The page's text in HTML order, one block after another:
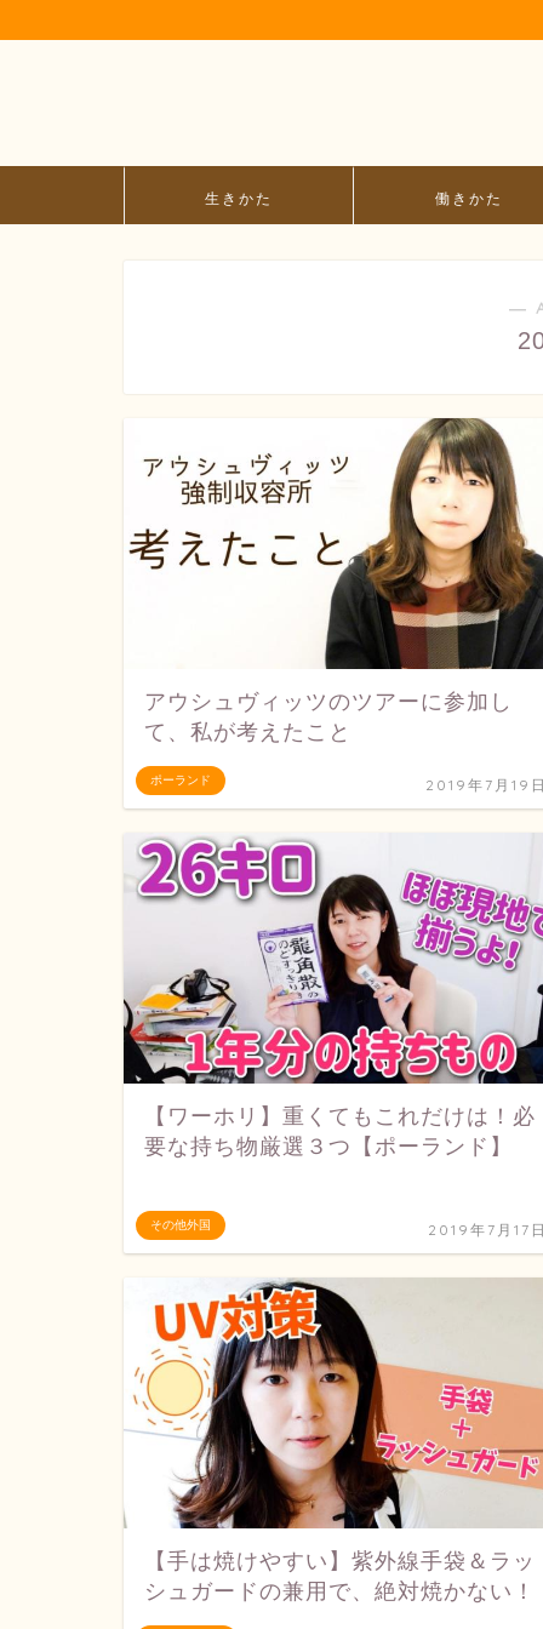
生きかた 働きかた
―
ポーランド
アウシュヴィッツのツアーに参加し
て、私が考えたこと
2019年7月19日
その他外国
【ワーホリ】重くてもこれだけは！必
要な持ち物厳選３つ【ポーランド】
2019年7月17日
【手は焼けやすい】紫外線手袋＆ラッ
シュガードの兼用で、絶対焼かない！